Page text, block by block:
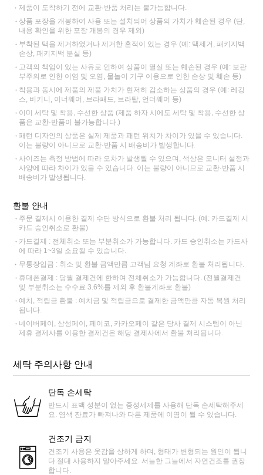
제품이 도착하기 전에 교환·반품 처리는 불가능합니다.
상품 포장을 개봉하여 사용 또는 설치되어 상품의 가치가 훼손된 경우 (단,
내용 확인을 위한 포장 개봉의 경우 제외)
부착된 택을 제거하였거나 제거한 흔적이 있는 경우 (예: 택제거, 패키지백
손상, 패키지백 분실 등)
고객의 책임이 있는 사유로 인하여 상품이 멸실 또는 훼손된 경우 (예: 보관
부주의로 인한 이염 및 오염, 물놀이 기구 이용으로 인한 손상 및 훼손 등)
착용과 동시에 제품의 제품 가치가 현저히 감소하는 상품의 경우 (예: 레깅
스, 비키니, 이너웨어, 브라패드, 브라탑, 언더웨어 등)
이미 세탁 및 착용, 수선한 상품 (제품 하자 시에도 세탁 및 착용, 수선한 상
품은 교환·반품이 불가능합니다.)
패턴 디자인의 상품은 실제 제품과 패턴 위치가 차이가 있을 수 있습니다.
이는 불량이 아니므로 교환·반품 시 배송비가 발생합니다.
사이즈는 측정 방법에 따라 오차가 발생될 수 있으며, 색상은 모니터 설정과
사양에 따라 차이가 있을 수 있습니다. 이는 불량이 아니므로 교환·반품 시
배송비가 발생됩니다.
환불 안내
주문 결제시 이용한 결제 수단 방식으로 환불 처리 됩니다. (예: 카드결제 시
카드 승인취소로 환불)
카드결제 : 전체취소 또는 부분취소가 가능합니다. 카드 승인취소는 카드사
에 따라 1~3일 소요될 수 있습니다.
무통장입금 : 취소 및 환불 금액만큼 고객님 요청 계좌로 환불 처리됩니다.
휴대폰결제 : 당월 결제건에 한하여 전체취소가 가능합니다. (전월결제건
및 부분취소는 수수료 3.6%를 제외 후 환불계좌로 환불)
예치, 적립금 환불 : 예치금 및 적립금으로 결제한 금액만큼 자동 복원 처리
됩니다.
네이버페이, 삼성페이, 페이코, 카카오페이 같은 당사 결제 시스템이 아닌
제휴 결제사를 이용한 결제건은 해당 결제사에서 환불 처리됩니다.
세탁 주의사항 안내
단독 손세탁
반드시 표백 성분이 없는 중성세제를 사용해 단독 손세탁해주세
요. 염색 잔료가 빠져나와 다른 제품에 이염이 될 수 있습니다.
건조기 금지
건조기 사용은 옷감을 상하게 하며, 형태가 변형되는 원인이 됩니
다.절대 사용하지 말아주세요. 서늘한 그늘에서 자연건조를 권장
합니다.